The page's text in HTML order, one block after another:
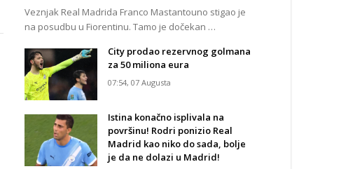
Veznjak Real Madrida Franco Mastantouno stigao je
na posudbu u Fiorentinu. Tamo je dočekan …
City prodao rezervnog golmana
za 50 miliona eura
07:54, 07 Augusta
Istina konačno isplivala na
površinu! Rodri ponizio Real
Madrid kao niko do sada, bolje
je da ne dolazi u Madrid!